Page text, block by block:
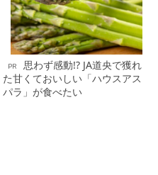
PR
思わず感動!? JA道央で獲れ
た甘くておいしい「ハウスアス
パラ」が食べたい